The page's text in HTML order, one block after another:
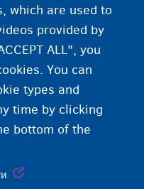
which are used to
provided by
ALL", you
You can
types and
time by clicking
bottom of the